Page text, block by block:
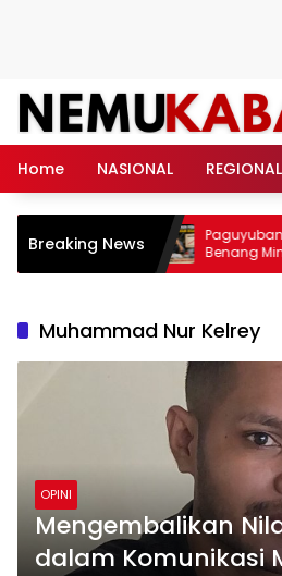
Langsung
konten
Home
NASIONAL REGIONAL
Breaking News
Dikritik –
Paguyuban
Benang Minta
Naik
Muhammad Nur Kelrey
OPINI
Mengembalikan
dalam Komunikasi